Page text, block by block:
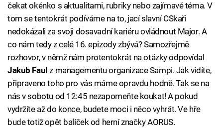
čekat okénko s aktualitami, rubriky nebo zajímavé téma. V
tom se tentokrát podíváme na to, jací slavní CSkaři
nedokázali za svoji dosavadní kariéru ovládnout Major. A
co nám tedy z celé 16. epizody zbývá? Samozřejmě
rozhovor, v němž nám protentokrát na otázky odpovídal
Jakub Faul z managementu organizace Sampi. Jak vidíte,
připraveno toho pro vás máme opravdu hodně. Tak se na
nás v sobotu od 12:45 nezapomeňte koukat! A pokud
vydržíte až do konce, budete moci i něco vyhrát. Ve hře
bude totiž opět balíček od herní značky AORUS.